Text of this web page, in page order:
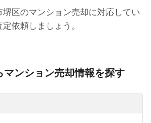
区のマンション売却に対応してい
依頼しましょう。
マンション売却情報を探す